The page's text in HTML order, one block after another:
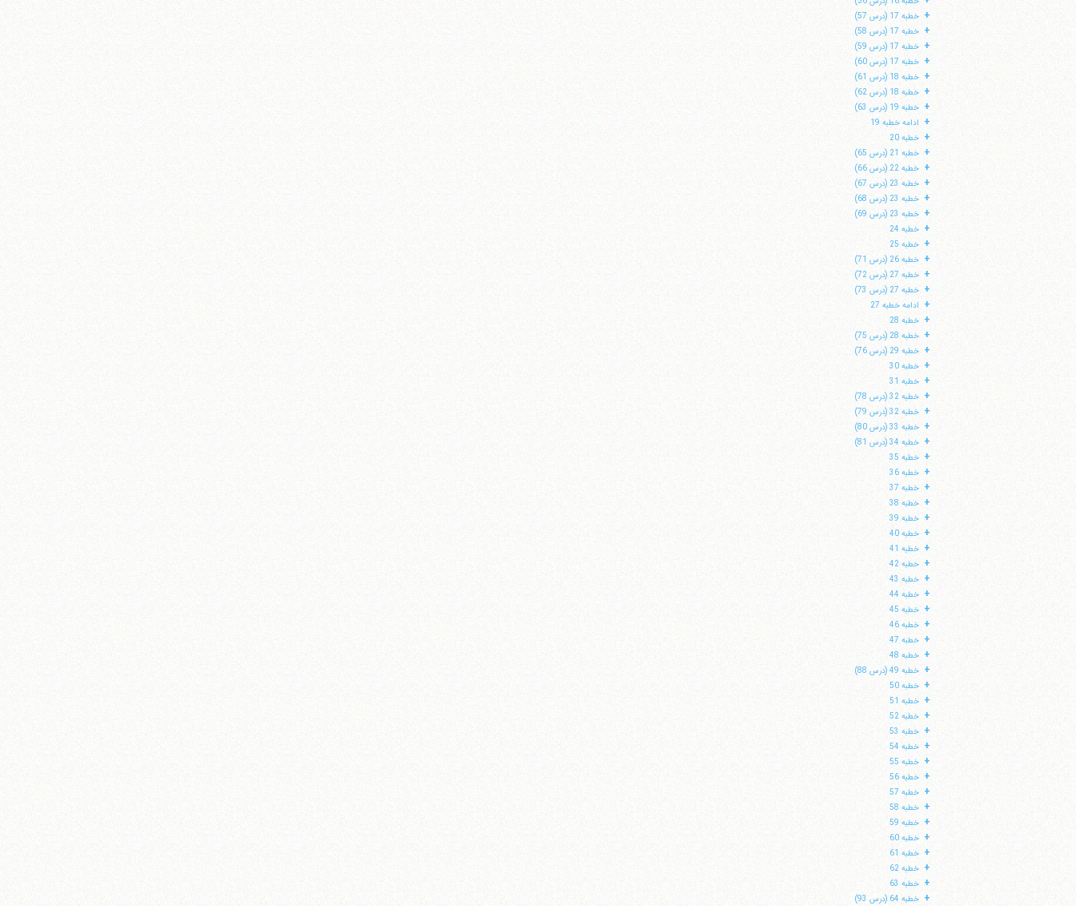
+ خطبه 17 (درس 57)
+ خطبه 17 (درس 58)
+ خطبه 17 (درس 59)
+ خطبه 17 (درس 60)
+ خطبه 18 (درس 61)
+ خطبه 18 (درس 62)
+ خطبه 19 (درس 63)
+ ادامه خطبه 19
+ خطبه 20
+ خطبه 21 (درس 65)
+ خطبه 22 (درس 66)
+ خطبه 23 (درس 67)
+ خطبه 23 (درس 68)
+ خطبه 23 (درس 69)
+ خطبه 24
+ خطبه 25
+ خطبه 26 (درس 71)
+ خطبه 27 (درس 72)
+ خطبه 27 (درس 73)
+ ادامه خطبه 27
+ خطبه 28
+ خطبه 28 (درس 75)
+ خطبه 29 (درس 76)
+ خطبه 30
+ خطبه 31
+ خطبه 32 (درس 78)
+ خطبه 32 (درس 79)
+ خطبه 33 (درس 80)
+ خطبه 34 (درس 81)
+ خطبه 35
+ خطبه 36
+ خطبه 37
+ خطبه 38
+ خطبه 39
+ خطبه 40
+ خطبه 41
+ خطبه 42
+ خطبه 43
+ خطبه 44
+ خطبه 45
+ خطبه 46
+ خطبه 47
+ خطبه 48
+ خطبه 49 (درس 88)
+ خطبه 50
+ خطبه 51
+ خطبه 52
+ خطبه 53
+ خطبه 54
+ خطبه 55
+ خطبه 56
+ خطبه 57
+ خطبه 58
+ خطبه 59
+ خطبه 60
+ خطبه 61
+ خطبه 62
+ خطبه 63
+ خطبه 64 (درس 93)